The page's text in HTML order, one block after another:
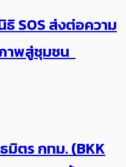
SOS ส่งต่อความ
าพสู่ชุมชน
ตร กทม. (BKK